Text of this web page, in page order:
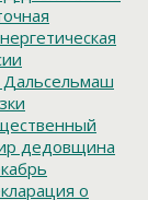
Дальсельмаш
дедовщина
о